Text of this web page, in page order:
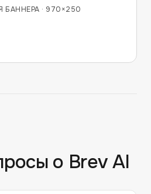
БАННЕРА · 970×250
о Brev AI